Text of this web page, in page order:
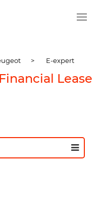
> E-expert
Lease